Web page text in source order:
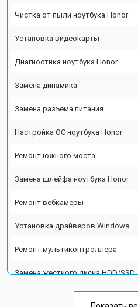
Чистка от пыли ноутбука Honor
Установка видеокарты
Диагностика ноутбука Honor
Замена динамика
Замена разъема питания
Настройка ОС ноутбука Honor
Ремонт южного моста
Замена шлейфа ноутбука Honor
Ремонт вебкамеры
Установка драйверов Windows
Ремонт мультиконтроллера
Замена жесткого диска HDD/SSD